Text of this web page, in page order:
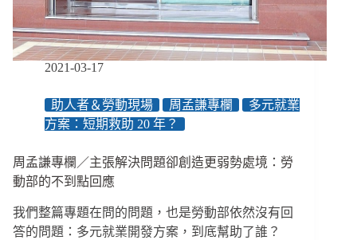
2021-03-17
助人者＆勞動現場 周孟謙專欄
多元就業
方案：短期救助 20 年？
周孟謙專欄／主張解決問題卻創造更弱勢處境：勞
動部的不到點回應
我們整篇專題在問的問題，也是勞動部依然沒有回
答的問題：多元就業開發方案，到底幫助了誰？